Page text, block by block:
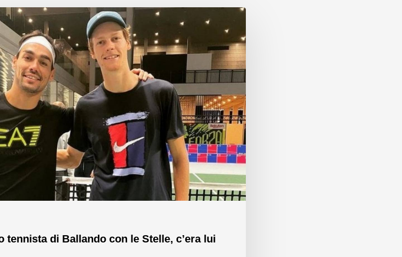
tennista di Ballando con le Stelle, c’era lui